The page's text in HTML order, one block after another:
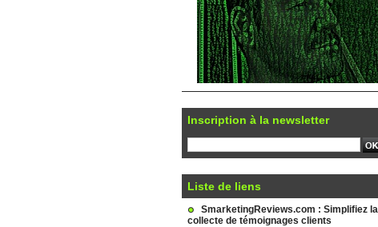
Inscription à la newsletter
Liste de liens
SmarketingReviews.com : Simplifiez la
collecte de témoignages clients